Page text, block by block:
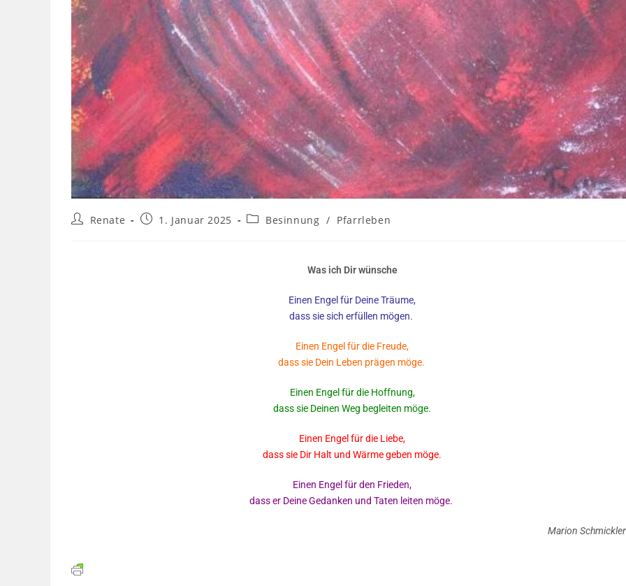
Renate 1. Januar 2025 Besinnung / Pfarrleben
Was ich Dir wünsche
Einen Engel für Deine Träume,
dass sie sich erfüllen mögen.
Einen Engel für die Freude,
dass sie Dein Leben prägen möge.
Einen Engel für die Hoffnung,
dass sie Deinen Weg begleiten möge.
Einen Engel für die Liebe,
dass sie Dir Halt und Wärme geben möge.
Einen Engel für den Frieden,
dass er Deine Gedanken und Taten leiten möge.
Marion Schmickler